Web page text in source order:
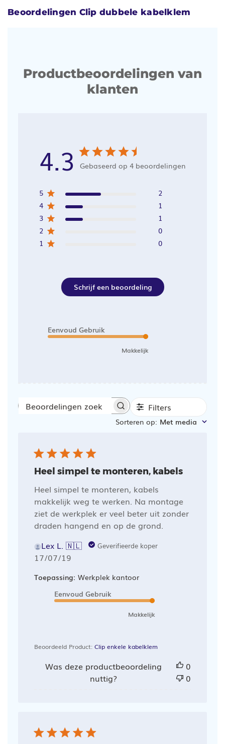
Beoordelingen Clip dubbele kabelklem
Productbeoordelingen van
klanten
4.3 Gebaseerd op 4 beoordelingen
5
2
4
1
3
1
2
0
1
0
Schrijf een beoordeling
Eenvoud Gebruik
Makkelijk
Beoordelingen
Filters
Sorteren op: Met media
Heel simpel te monteren, kabels
Heel simpel te monteren, kabels
makkelijk weg te werken. Na montage
ziet de werkplek er veel beter uit zonder
draden hangend en op de grond.
Lex L. 🇳🇱
Geverifieerde koper
Publicatiedatum
17/07/19
Toepassing: Werkplek kantoor
Eenvoud Gebruik
Makkelijk
Beoordeeld Product: Clip enkele kabelklem
Was deze productbeoordeling
nuttig?
0
0